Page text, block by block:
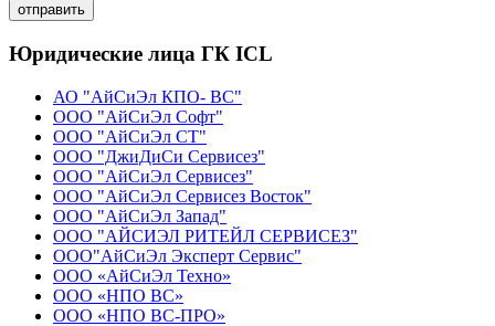
отправить
Юридические лица ГК ICL
АО "АйСиЭл КПО- ВС"
ООО "АйСиЭл Софт"
ООО "АйСиЭл СТ"
ООО "ДжиДиСи Сервисез"
ООО "АйСиЭл Сервисез"
ООО "АйСиЭл Сервисез Восток"
ООО "АйСиЭл Запад"
ООО "АЙСИЭЛ РИТЕЙЛ СЕРВИСЕЗ"
ООО"АйСиЭл Эксперт Сервис"
ООО «АйСиЭл Техно»
ООО «НПО ВС»
ООО «НПО ВС-ПРО»